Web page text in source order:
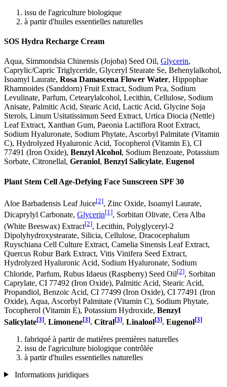
issu de l'agriculture biologique
à partir d'huiles essentielles naturelles
SOS Hydra Recharge Cream
Aqua, Simmondsia Chinensis (Jojoba) Seed Oil, Glycerin,
Caprylic/Capric Triglyceride, Glyceryl Stearate Se, Behenylalkohol,
Isoamyl Laurate, Rosa Damascena Flower Water, Hippophae
Rhamnoides (Sanddorn) Fruit Extract, Sodium Pca, Sodium
Levulinate, Parfum, Cetearylalcohol, Lecithin, Cellulose, Sodium
Anisate, Palmitic Acid, Stearic Acid, Lactic Acid, Glycine Soja
Sterols, Linum Usitatissimum Seed Extract, Urtica Diocia (Nettle)
Leaf Extract, Xanthan Gum, Paeonia Lactiflora Root Extract,
Sodium Hyaluronate, Sodium Phytate, Ascorbyl Palmitate (Vitamin
C), Hydrolyzed Hyaluronic Acid, Tocopherol (Vitamin E), CI
77491 (Iron Oxide), Benzyl Alcohol, Sodium Benzoate, Potassium
Sorbate, Citronellal, Geraniol, Benzyl Salicylate, Eugenol
Plant Stem Cell Age-Defying Face Sunscreen SPF 30
Aloe Barbadensis Leaf Juice[2], Zinc Oxide, Isoamyl Laurate,
Dicaprylyl Carbonate, Glycerin[1], Sorbitan Olivate, Cera Alba
(White Beeswax) Extract[2], Lecithin, Polyglyceryl-2
Dipolyhydroxystearate, Silicia, Cellulose, Dracocephalum
Ruyschiana Cell Culture Extract, Camelia Sinensis Leaf Extract,
Quercus Robur Bark Extract, Vitis Vinifera Seed Extract,
Hydrolyzed Hyaluronic Acid, Sodium Hyaluronate, Sodium
Chloride, Parfum, Rubus Idaeus (Raspberry) Seed Oil[2], Sorbitan
Caprylate, CI 77492 (Iron Oxide), Palmitic Acid, Stearic Acid,
Propandiol, Benzoic Acid, CI 77499 (Iron Oxide), CI 77491 (Iron
Oxide), Aqua, Ascorbyl Palmitate (Vitamin C), Sodium Phytate,
Tocopherol (Vitamin E), Potassium Hydroxide, Benzyl
Salicylate[3], Limonene[3], Citral[3], Linalool[3], Eugenol[3]
fabriqué à partir de matières premières naturelles
issu de l'agriculture biologique contrôlée
à partir d'huiles essentielles naturelles
Informations juridiques